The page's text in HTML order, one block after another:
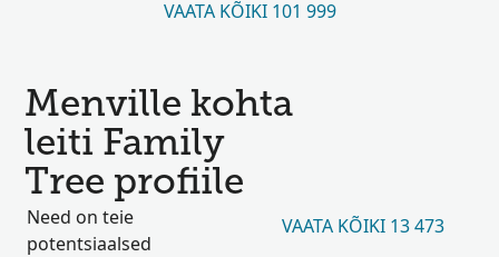
VAATA KÕIKI 101 999
Menville kohta
leiti Family
Tree profiile
Need on teie
potentsiaalsed
VAATA KÕIKI 13 473